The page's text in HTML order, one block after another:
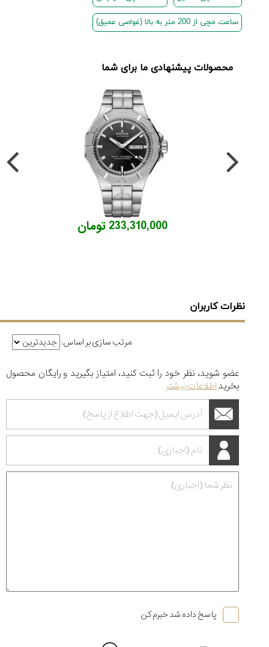
ساعت مچی از 200 متر به بالا (غواصی عمیق)
محصولات پیشنهادی ما برای شما
233,310,000 تومان
نظرات کاربران
مرتب سازی بر اساس:
عضو شوید، نظر خود را ثبت کنید، امتیاز بگیرید و رایگان محصول
بخریداطلاعات بیشتر
پاسخ داده شد خبرم کن